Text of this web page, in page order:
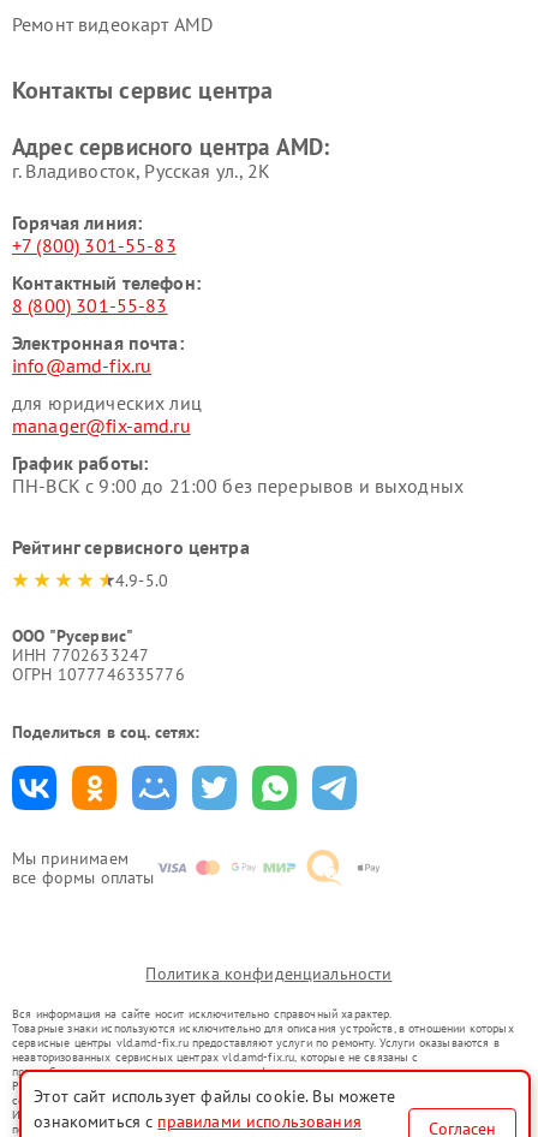
Мы принимаем
все формы оплаты
Ремонт видеокарт AMD
Контакты сервис центра
Адрес сервисного центра AMD:
г. Владивосток, Русская ул., 2К
Горячая линия:
+7 (800) 301-55-83
Контактный телефон:
8 (800) 301-55-83
Электронная почта:
info@amd-fix.ru
для юридических лиц
manager@fix-amd.ru
График работы:
ПН-ВСК с 9:00 до 21:00 без перерывов и выходных
Рейтинг сервисного центра
4.9-5.0
ООО "Русервис"
ИНН 7702633247
ОГРН 1077746335776
Поделиться в соц. сетях:
Политика конфиденциальности
Вся информация на сайте носит исключительно справочный характер.
Товарные знаки используются исключительно для описания устройств, в отношении которых
сервисные центры vld.amd-fix.ru предоставляют услуги по ремонту. Услуги оказываются в
неавторизованных сервисных центрах vld.amd-fix.ru, которые не связаны с
правообладателями товарных знаков или их официальными представителями.
Ремонт осуществляется для устройств, уже введенных в гражданский оборот в соответствии
со статьей 1487 ГК РФ.
Использование товарных знаков не преследует цели индивидуализации услуг или введения
потребителей в заблуждение, а служит для информирования о предоставляемых услугах по
Этот сайт использует файлы cookie. Вы можете
ознакомиться с правилами использования
Согласен